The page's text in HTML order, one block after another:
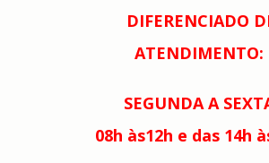
DIFERENCIADO
ATENDIMENTO:
SEGUNDA A
08h às12h e das 14h